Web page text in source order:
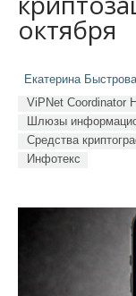
октября
Екатерина Быстрова
ViPNet Coordinator
Шлюзы
Средства
Инфотекс